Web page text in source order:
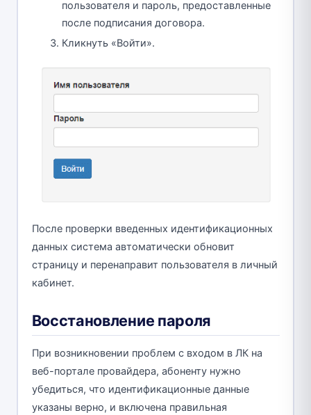
пользователя и пароль, предоставленные
после подписания договора.
Кликнуть «Войти».
После проверки введенных идентификационных
данных система автоматически обновит
страницу и перенаправит пользователя в личный
кабинет.
Восстановление пароля
При возникновении проблем с входом в ЛК на
веб-портале провайдера, абоненту нужно
убедиться, что идентификационные данные
указаны верно, и включена правильная